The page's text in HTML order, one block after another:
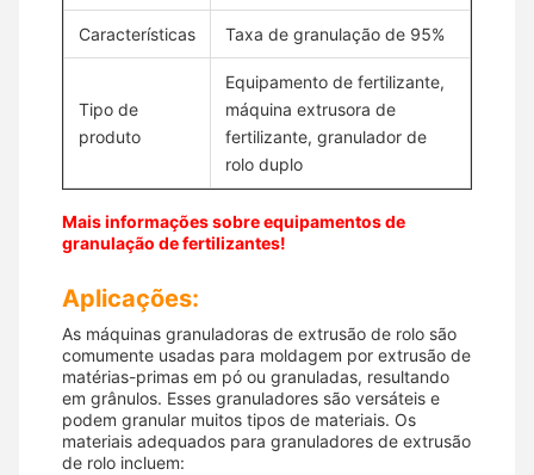
Características Taxa de granulação de 95%
Tipo de
produto
Equipamento de fertilizante,
máquina extrusora de
fertilizante, granulador de
rolo duplo
Mais informações sobre equipamentos de
granulação de fertilizantes!
Aplicações:
As máquinas granuladoras de extrusão de rolo são
comumente usadas para moldagem por extrusão de
matérias-primas em pó ou granuladas, resultando
em grânulos. Esses granuladores são versáteis e
podem granular muitos tipos de materiais. Os
materiais adequados para granuladores de extrusão
de rolo incluem: